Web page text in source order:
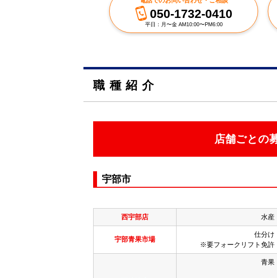
050-1732-0410
平日：月〜金 AM10:00〜PM6:00
職種紹介
店舗ごとの
宇部市
西宇部店 水産
宇部青果市場
仕分け
※要フォークリフト免許
青果